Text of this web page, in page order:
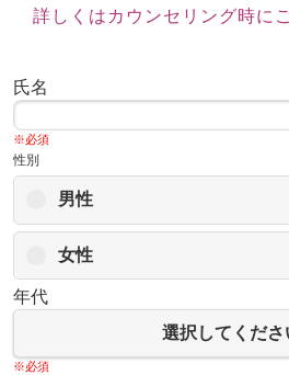
詳しくはカウンセリング時に
氏名
※必須
性別
男性
女性
年代
選択してくださ
※必須